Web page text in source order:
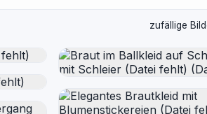
zufällige